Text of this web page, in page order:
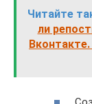
Читайте
ли